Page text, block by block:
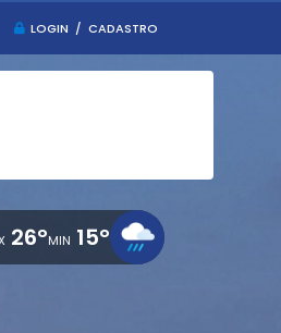
LOGIN / CADASTRO
26° 15°